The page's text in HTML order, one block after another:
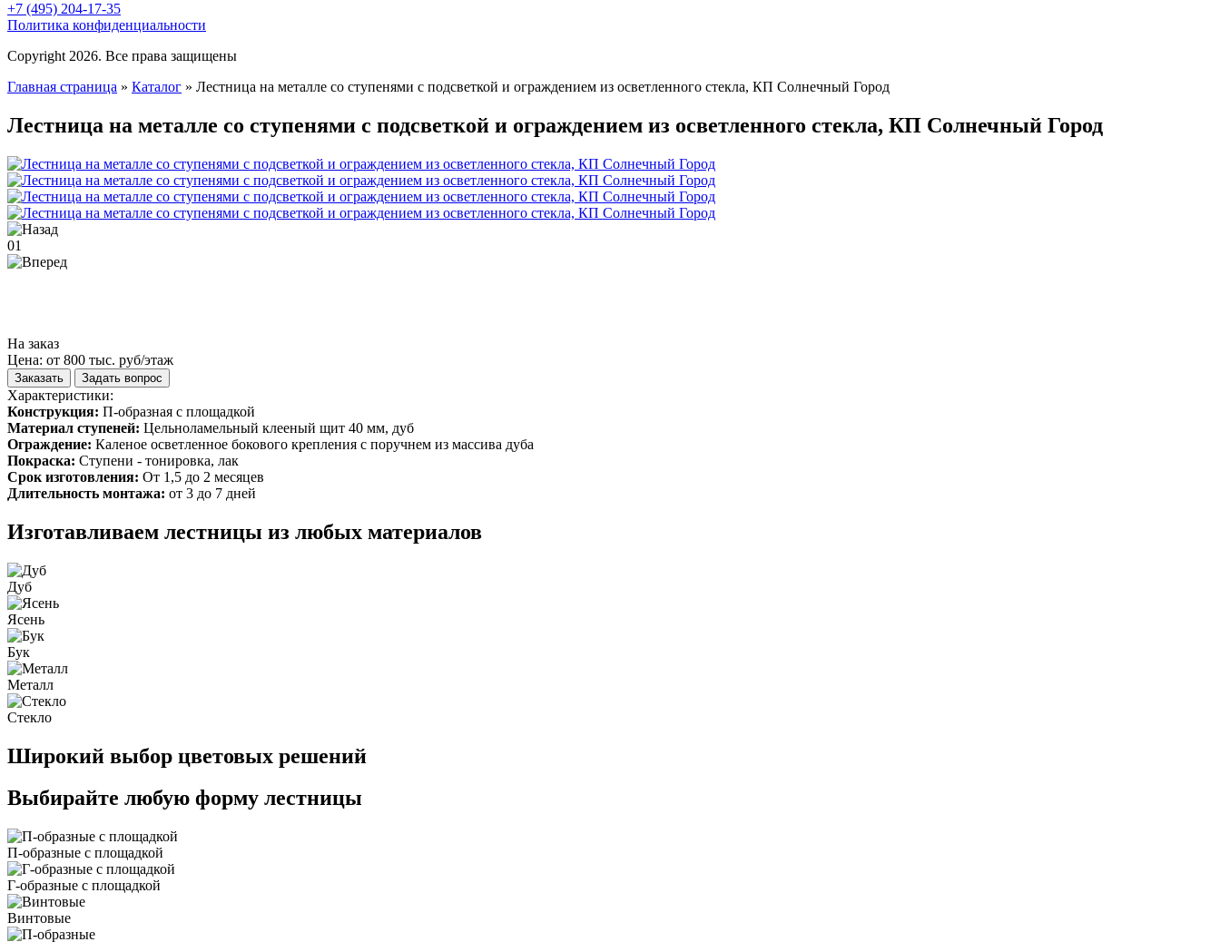
+7 (495) 204-17-35
Политика конфиденциальности
Copyright 2026. Все права защищены
Главная страница » Каталог » Лестница на металле со ступенями с подсветкой и ограждением из осветленного стекла, КП Солнечный Город
Лестница на металле со ступенями с подсветкой и ограждением из осветленного стекла, КП Солнечный Город
01
На заказ
Цена: от 800 тыс. руб/этаж
Заказать Задать вопрос
Характеристики:
Конструкция: П-образная с площадкой
Материал ступеней: Цельноламельный клееный щит 40 мм, дуб
Ограждение: Каленое осветленное бокового крепления с поручнем из массива дуба
Покраска: Ступени - тонировка, лак
Срок изготовления: От 1,5 до 2 месяцев
Длительность монтажа: от 3 до 7 дней
Изготавливаем лестницы из любых материалов
Дуб
Ясень
Бук
Металл
Стекло
Широкий выбор цветовых решений
Выбирайте любую форму лестницы
П-образные с площадкой
Г-образные с площадкой
Винтовые